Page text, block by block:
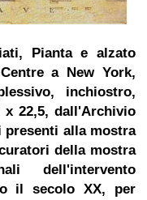
Pianta e alzato
a New York,
inchiostro,
22,5, dall'Archivio
alla mostra
della mostra
dell'intervento
il secolo XX, per